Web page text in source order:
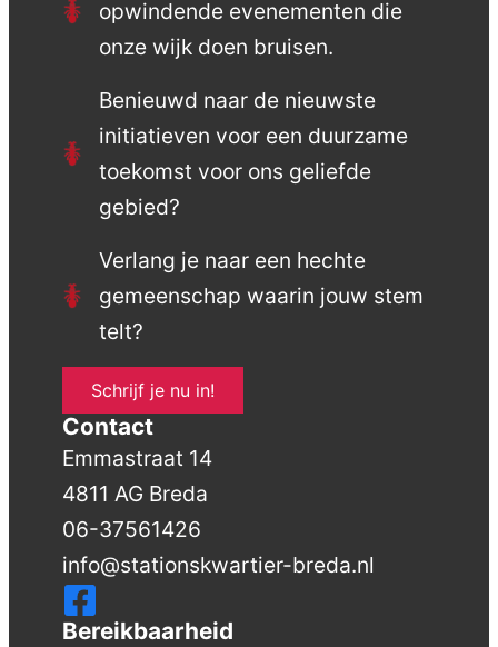
opwindende evenementen die
onze wijk doen bruisen.
Benieuwd naar de nieuwste
initiatieven voor een duurzame
toekomst voor ons geliefde
gebied?
Verlang je naar een hechte
gemeenschap waarin jouw stem
telt?
Schrijf je nu in!
Contact
Emmastraat 14
4811 AG Breda
06-37561426
info@stationskwartier-breda.nl
Bereikbaarheid